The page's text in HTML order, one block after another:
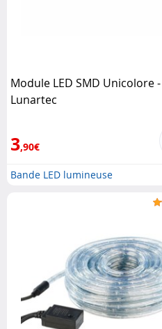
Module LED SMD Unicolore
Lunartec
3,90€
Bande LED lumineuse